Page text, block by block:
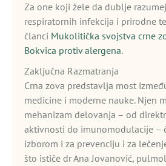
Za one koji žele da dublje
respiratornih infekcija i prirodne
članci Mukolitička svojstva crne
Bokvica protiv alergena.
Zaključna Razmatranja
Crna zova predstavlja most
medicine i moderne nauke. Njen
mehanizam delovanja – od
aktivnosti do imunomodulacije –
izborom i za prevenciju i za
što ističe dr Ana Jovanović,